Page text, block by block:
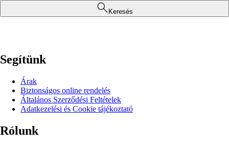
Keresés
Segítünk
Árak
Biztonságos online rendelés
Általános Szerződési Feltételek
Adatkezelési és Cookie tájékoztató
Rólunk